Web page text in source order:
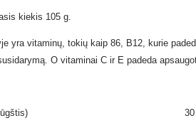
kiekis 105 g.
yra vitaminų, tokių kaip 86, B12, kurie
O vitaminai C ir E padeda
askorbo rūgštis) 30